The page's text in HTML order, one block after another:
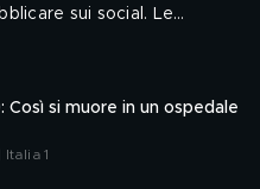
sui social. Le
canali social. Ma
delle ragazze ci sarebbe
Così si muore in un ospedale
1